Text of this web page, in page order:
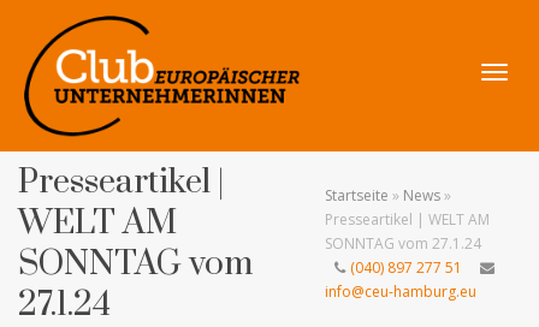
Presseartikel |
WELT AM
SONNTAG vom
27.1.24
Startseite » News»
Presseartikel | WELT AM
SONNTAG vom 27.1.24
(040) 897 277 51
info@ceu-hamburg.eu